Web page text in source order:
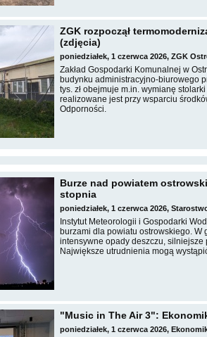
ZGK rozpoczął
(zdjęcia)
poniedziałek, 1 czerwca 2026, ZGK
Zakład Gospodarki Komunalnej w
budynku administracyjno-biurowego
tys. zł obejmuje m.in. wymianę
realizowane jest przy wsparciu
Odporności.
Burze nad powiatem
stopnia
poniedziałek, 1 czerwca 2026,
Instytut Meteorologii i Gospodarki
burzami dla powiatu ostrowskiego.
intensywne opady deszczu,
Największe utrudnienia mogą
"Music in The Air 3":
poniedziałek, 1 czerwca 2026,